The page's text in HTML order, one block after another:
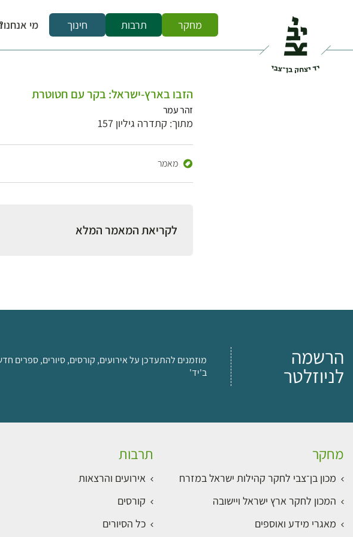
מחקר תרבות חינוך מי
הזבו בארץ-ישראל: בקר עם חטוטרת
זהר עמר
מתוך: קתדרה גיליון 157
מאמר
לקריאת המאמר המלא
הרשמה
לניוזלטר
מוזמנים להתעדכן על אירועים, קורסים, סיורים, ספרים
ב'יד'
מחקר
מכון בן־צבי לחקר קהילות ישראל במזרח
המכון לחקר ארץ ישראל ויישובה
מאגרי מידע ואוספים
תרבות
אירועים והרצאות
קורסים
כל הסיורים